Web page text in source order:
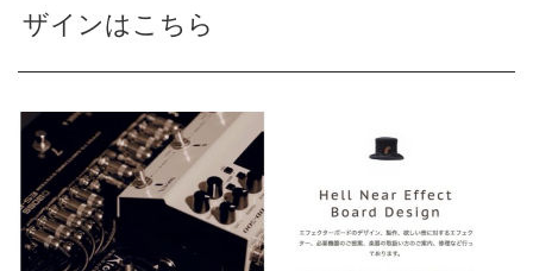
ザインはこちら